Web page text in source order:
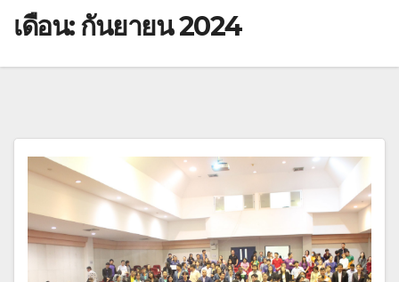
เดือน:กันยายน 2024